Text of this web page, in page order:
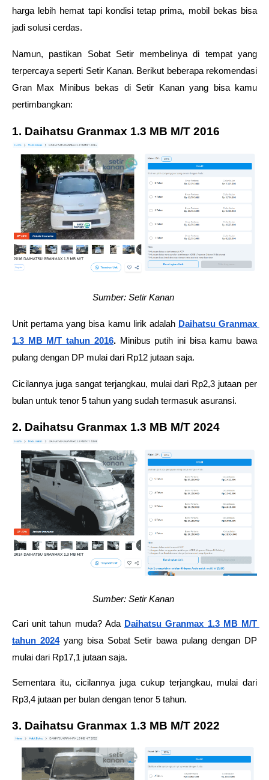
harga lebih hemat tapi kondisi tetap prima, mobil bekas bisa
jadi solusi cerdas.
Namun, pastikan Sobat Setir membelinya di tempat yang
terpercaya seperti Setir Kanan. Berikut beberapa rekomendasi
Gran Max Minibus bekas di Setir Kanan yang bisa kamu
pertimbangkan:
1. Daihatsu Granmax 1.3 MB M/T 2016
Sumber: Setir Kanan
Unit pertama yang bisa kamu lirik adalah Daihatsu Granmax
1.3 MB M/T tahun 2016. Minibus putih ini bisa kamu bawa
pulang dengan DP mulai dari Rp12 jutaan saja.
Cicilannya juga sangat terjangkau, mulai dari Rp2,3 jutaan per
bulan untuk tenor 5 tahun yang sudah termasuk asuransi.
2. Daihatsu Granmax 1.3 MB M/T 2024
Sumber: Setir Kanan
Cari unit tahun muda? Ada Daihatsu Granmax 1.3 MB M/T
tahun 2024 yang bisa Sobat Setir bawa pulang dengan DP
mulai dari Rp17,1 jutaan saja.
Sementara itu, cicilannya juga cukup terjangkau, mulai dari
Rp3,4 jutaan per bulan dengan tenor 5 tahun.
3. Daihatsu Granmax 1.3 MB M/T 2022